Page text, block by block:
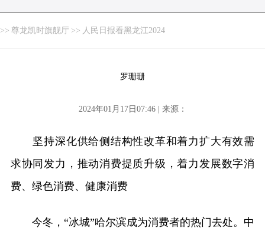
>> 尊龙凯时旗舰厅 >> 人民日报看黑龙江2024
罗珊珊
2024年01月17日07:46 | 来源：
坚持深化供给侧结构性改革和着力扩大有效需
求协同发力，推动消费提质升级，着力发展数字消
费、绿色消费、健康消费
今冬，“冰城”哈尔滨成为消费者的热门去处。中